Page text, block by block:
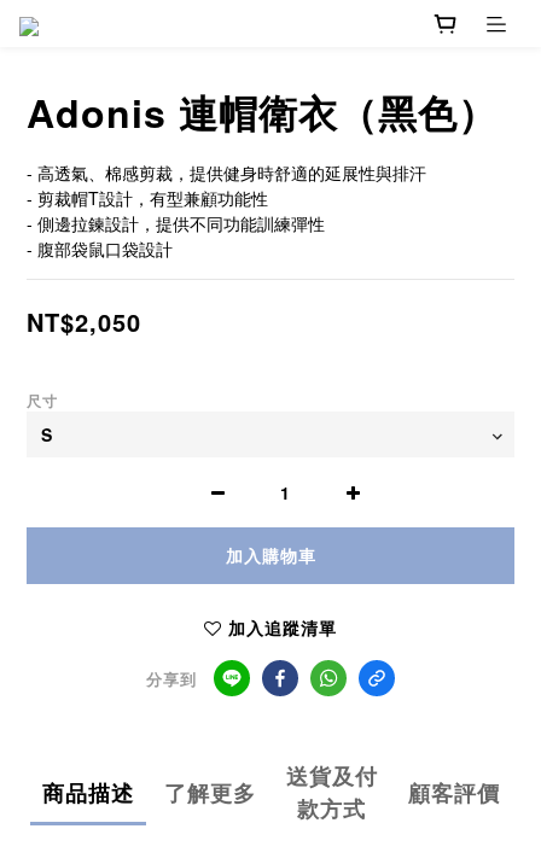
Adonis 連帽衛衣（黑色）
- 高透氣、棉感剪裁，提供健身時舒適的延展性與排汗
- 剪裁帽T設計，有型兼顧功能性
- 側邊拉鍊設計，提供不同功能訓練彈性
- 腹部袋鼠口袋設計
NT$2,050
尺寸
加入購物車
加入追蹤清單
分享到
商品描述 了解更多
送貨及付
款方式
顧客評價